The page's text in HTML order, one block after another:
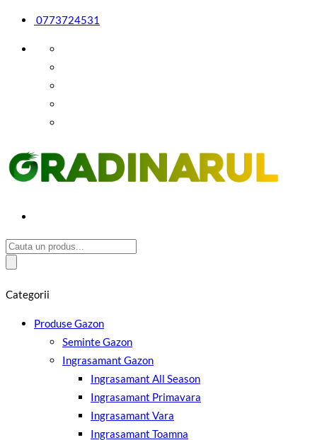
0773724531
Cauta:
Categorii
Produse Gazon
Seminte Gazon
Ingrasamant Gazon
Ingrasamant All Season
Ingrasamant Primavara
Ingrasamant Vara
Ingrasamant Toamna